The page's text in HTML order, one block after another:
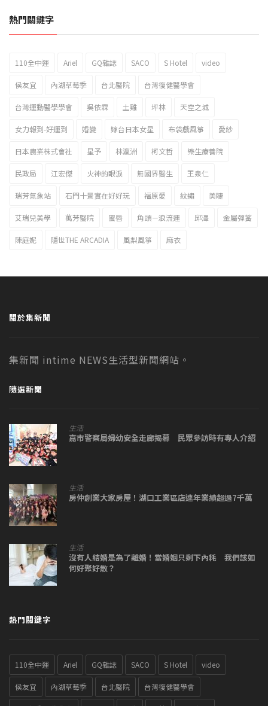
2023新北市北海岸國際風箏節「風在石起」霸氣回歸
熱門關鍵字
110全中運 Ariel GQ雜誌 SACO S Hotel video
侯友宜 內湖草莓季 台北醫院 台灣復健醫學會
台灣運動醫學學會 吳依霖 土雞 坪林 天空之城
女力報到-好運到 婚變 嫁台日本女星 布袋戲風箏 愛紗
日本農業株式會社 星予 林瀛洲 柯文哲 樂生療養院
民政局 江宏傑 火神的眼淚 無國界醫生 王泉仁
瑞芳氣象站 石門十景實在好好玩 福原愛 紋繡 美睫
艾瑞兒美學 萬芳醫院 蜜唇 角頭－浪流連 邱澤 金屬彈簧
陳庭妮 隱世THE ARCADIA 風梨風箏 麻衣
關於集新聞
集新聞 intime NEWS生活型新聞網站。
隨選新聞
生活
嘉市警察局婦幼安全走廊揭幕 民眾參訪時有專人介紹
生活
房仲創業大家房屋！湖口工業區店連年業績超過7千萬
生活
沒有人結婚是為了離婚！當婚姻只剩下內耗 我們該如
何好聚好散？
熱門關鍵字
110全中運 Ariel GQ雜誌 SACO S Hotel video
侯友宜 內湖草莓季 台北醫院 台灣復健醫學會